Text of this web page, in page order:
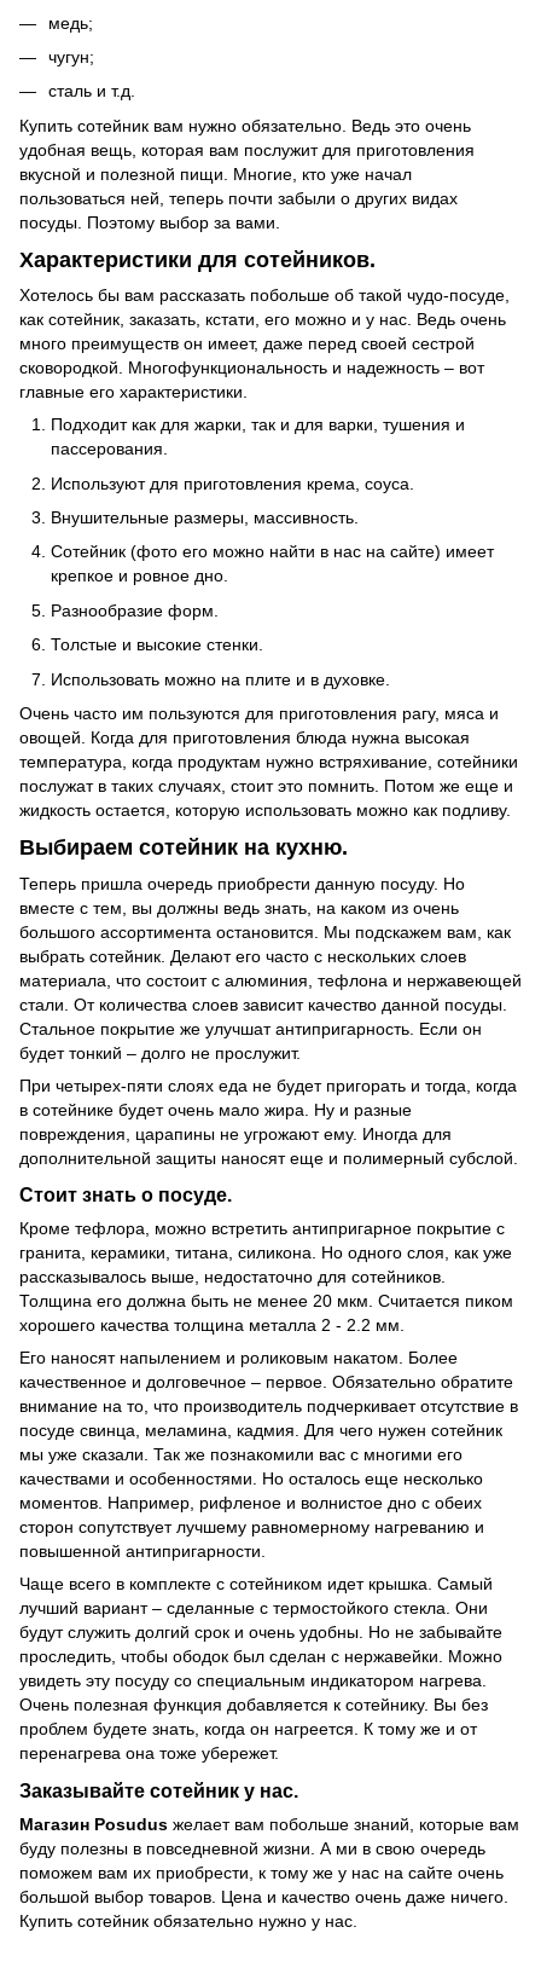
медь;
чугун;
сталь и т.д.
Купить сотейник вам нужно обязательно. Ведь это очень
удобная вещь, которая вам послужит для приготовления
вкусной и полезной пищи. Многие, кто уже начал
пользоваться ней, теперь почти забыли о других видах
посуды. Поэтому выбор за вами.
Характеристики для сотейников.
Хотелось бы вам рассказать побольше об такой чудо-посуде,
как сотейник, заказать, кстати, его можно и у нас. Ведь очень
много преимуществ он имеет, даже перед своей сестрой
сковородкой. Многофункциональность и надежность – вот
главные его характеристики.
Подходит как для жарки, так и для варки, тушения и
пассерования.
Используют для приготовления крема, соуса.
Внушительные размеры, массивность.
Сотейник (фото его можно найти в нас на сайте) имеет
крепкое и ровное дно.
Разнообразие форм.
Толстые и высокие стенки.
Использовать можно на плите и в духовке.
Очень часто им пользуются для приготовления рагу, мяса и
овощей. Когда для приготовления блюда нужна высокая
температура, когда продуктам нужно встряхивание, сотейники
послужат в таких случаях, стоит это помнить. Потом же еще и
жидкость остается, которую использовать можно как подливу.
Выбираем сотейник на кухню.
Теперь пришла очередь приобрести данную посуду. Но
вместе с тем, вы должны ведь знать, на каком из очень
большого ассортимента остановится. Мы подскажем вам, как
выбрать сотейник. Делают его часто с нескольких слоев
материала, что состоит с алюминия, тефлона и нержавеющей
стали. От количества слоев зависит качество данной посуды.
Стальное покрытие же улучшат антипригарность. Если он
будет тонкий – долго не прослужит.
При четырех-пяти слоях еда не будет пригорать и тогда, когда
в сотейнике будет очень мало жира. Ну и разные
повреждения, царапины не угрожают ему. Иногда для
дополнительной защиты наносят еще и полимерный субслой.
Стоит знать о посуде.
Кроме тефлора, можно встретить антипригарное покрытие с
гранита, керамики, титана, силикона. Но одного слоя, как уже
рассказывалось выше, недостаточно для сотейников.
Толщина его должна быть не менее 20 мкм. Считается пиком
хорошего качества толщина металла 2 - 2.2 мм.
Его наносят напылением и роликовым накатом. Более
качественное и долговечное – первое. Обязательно обратите
внимание на то, что производитель подчеркивает отсутствие в
посуде свинца, меламина, кадмия. Для чего нужен сотейник
мы уже сказали. Так же познакомили вас с многими его
качествами и особенностями. Но осталось еще несколько
моментов. Например, рифленое и волнистое дно с обеих
сторон сопутствует лучшему равномерному нагреванию и
повышенной антипригарности.
Чаще всего в комплекте с сотейником идет крышка. Самый
лучший вариант – сделанные с термостойкого стекла. Они
будут служить долгий срок и очень удобны. Но не забывайте
проследить, чтобы ободок был сделан с нержавейки. Можно
увидеть эту посуду со специальным индикатором нагрева.
Очень полезная функция добавляется к сотейнику. Вы без
проблем будете знать, когда он нагреется. К тому же и от
перенагрева она тоже убережет.
Заказывайте сотейник у нас.
Магазин Posudus желает вам побольше знаний, которые вам
буду полезны в повседневной жизни. А ми в свою очередь
поможем вам их приобрести, к тому же у нас на сайте очень
большой выбор товаров. Цена и качество очень даже ничего.
Купить сотейник обязательно нужно у нас.